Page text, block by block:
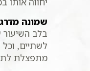
שמונה
בלב
לשתיים,
מתפצלת